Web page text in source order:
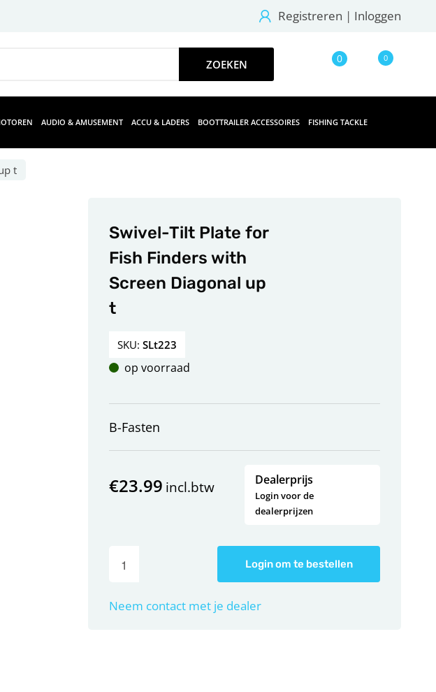
Registreren | Inloggen
0 0
AUDIO & AMUSEMENT ACCU & LADERS BOOTTRAILER ACCESSOIRES FISHING TACKLE
t
Swivel-Tilt Plate for
Fish Finders with
Screen Diagonal up
t
SKU:SLt223
op voorraad
B-Fasten
€23.99 incl.btw Dealerprijs
Login voor de
dealerprijzen
Login om te bestellen
Neem contact met je dealer